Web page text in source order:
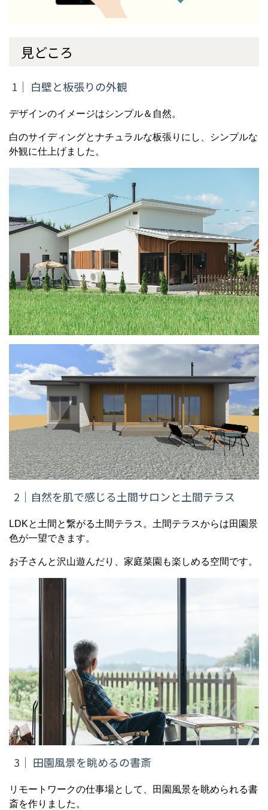
見どころ
1｜ 白壁と板張りの外観
デザインのイメージはシンプル＆自然。
白のサイディングとナチュラルな板張りにし、シンプルな
外観に仕上げました。
2｜自然を肌で感じる土間サロンと土間テラス
LDKと土間と繋がる土間テラス。土間テラスからは田園景
色が一望できます。
お子さんと沢山遊んだり、家庭菜園も楽しめる空間です。
3｜ 田園風景を眺めるの書斎
リモートワークの仕事場として、田園風景を眺められる書
斎を作りました。